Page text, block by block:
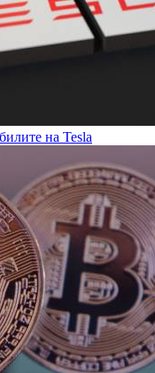
на Tesla